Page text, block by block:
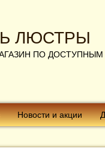
ЛЮСТРЫ
ПО ДОСТУПНЫМ
Новости и акции